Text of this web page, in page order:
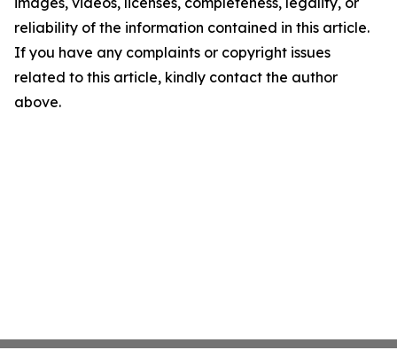
reliability of the information contained in this article.
If you have any complaints or copyright issues
related to this article, kindly contact the author
above.